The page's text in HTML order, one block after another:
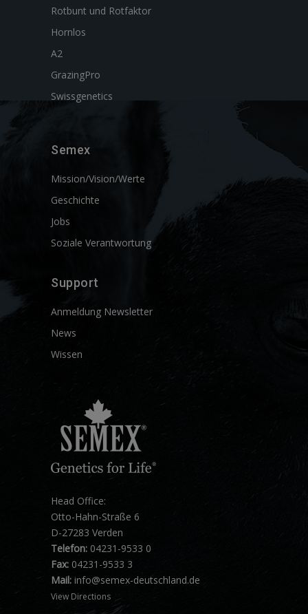
Rotbunt und Rotfaktor
Hornlos
A2
GrazingPro
Swissgenetics
Semex
Mission/Vision/Werte
Geschichte
Jobs
Soziale Verantwortung
Support
Anmeldung Newsletter
News
Wissen
Head Office:
Otto-Hahn-Straße 6
D-27283 Verden
Telefon: 04231-9533 0
Fax: 04231-9533 3
Mail: info@semex-deutschland.de
View Directions